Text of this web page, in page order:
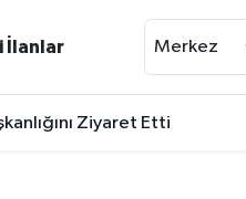
İlanlar Merkez
Ziyaret Etti